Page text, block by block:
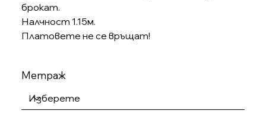
брокат.
Налчност 1.15м.
Платовете не се връщат!
Метраж